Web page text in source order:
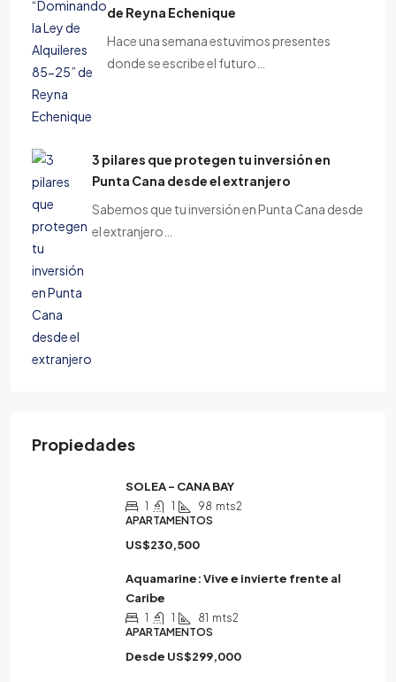
de Reyna Echenique
Hace una semana estuvimos presentes
donde se escribe el futuro…
3 pilares que protegen tu inversión en
Punta Cana desde el extranjero
Sabemos que tu inversión en Punta Cana desde
el extranjero…
Propiedades
SOLEA – CANA BAY
1 1 98 mts2
APARTAMENTOS
US$230,500
Aquamarine: Vive e invierte frente al
Caribe
1 1 81 mts2
APARTAMENTOS
Desde US$299,000